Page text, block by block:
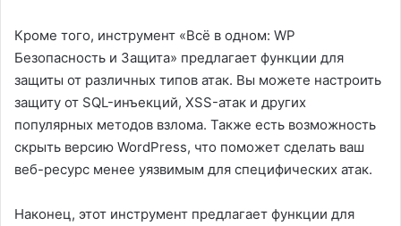
Кроме того, инструмент «Всё в одном: WP
Безопасность и Защита» предлагает функции для
защиты от различных типов атак. Вы можете настроить
защиту от SQL-инъекций, XSS-атак и других
популярных методов взлома. Также есть возможность
скрыть версию WordPress, что поможет сделать ваш
веб-ресурс менее уязвимым для специфических атак.
Наконец, этот инструмент предлагает функции для